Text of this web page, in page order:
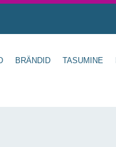
BRÄNDID TASUMINE